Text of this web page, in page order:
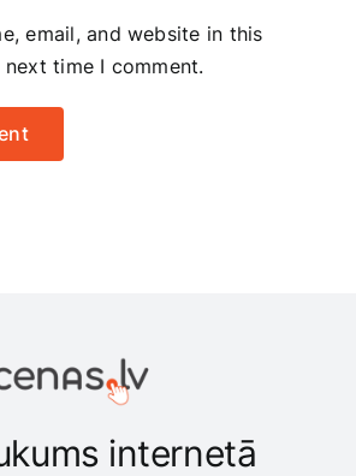
email, and website in this
time I comment.
internetā